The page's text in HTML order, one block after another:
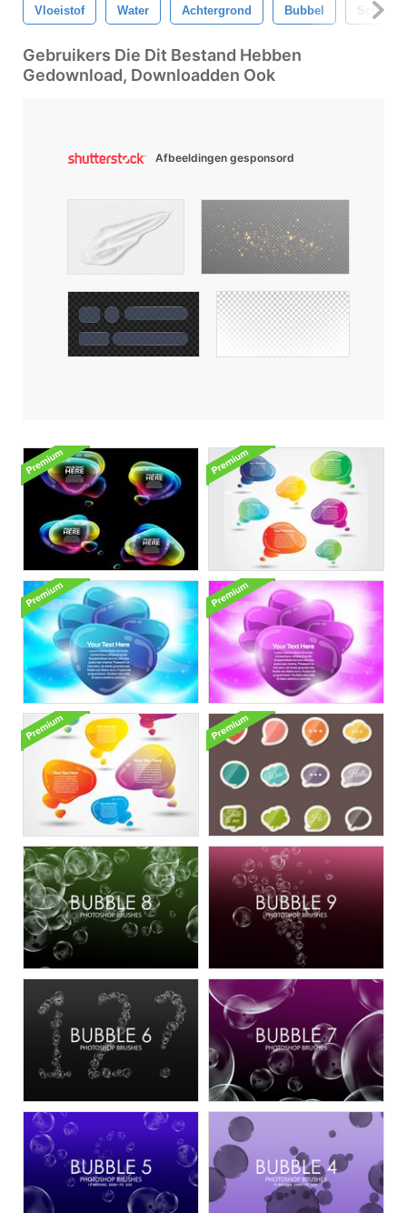
Vloeistof Water Achtergrond Bubbel Schuim
Gebruikers Die Dit Bestand Hebben
Gedownload, Downloadden Ook
Afbeeldingen gesponsord